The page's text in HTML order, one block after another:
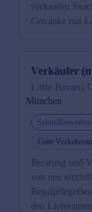
Getränke mit
Verkäufer
Little Bavaria
München
Gute
Beratung und
von neu
den Lieferanten